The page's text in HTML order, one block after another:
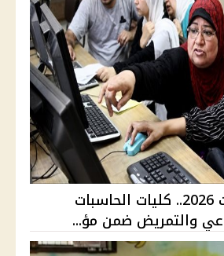
تنسيق الجامعات 2026.. كليات الحاسبات
والتمريض ضمن مؤ...